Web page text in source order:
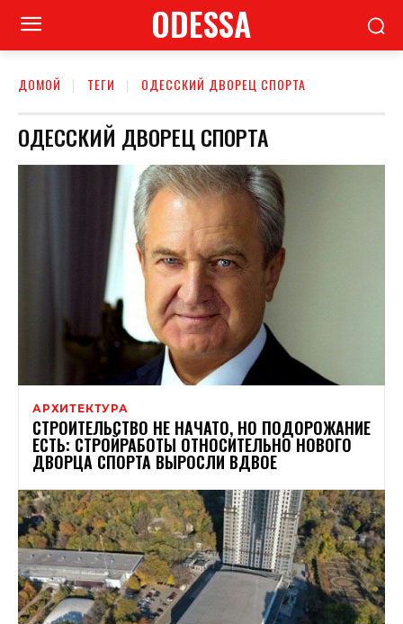
ODESSA
ДОМОЙ ТЕГИ ОДЕССКИЙ ДВОРЕЦ СПОРТА
ОДЕССКИЙ ДВОРЕЦ СПОРТА
АРХИТЕКТУРА
СТРОИТЕЛЬСТВО НЕ НАЧАТО, НО ПОДОРОЖАНИЕ
ЕСТЬ: СТРОЙРАБОТЫ ОТНОСИТЕЛЬНО НОВОГО
ДВОРЦА СПОРТА ВЫРОСЛИ ВДВОЕ